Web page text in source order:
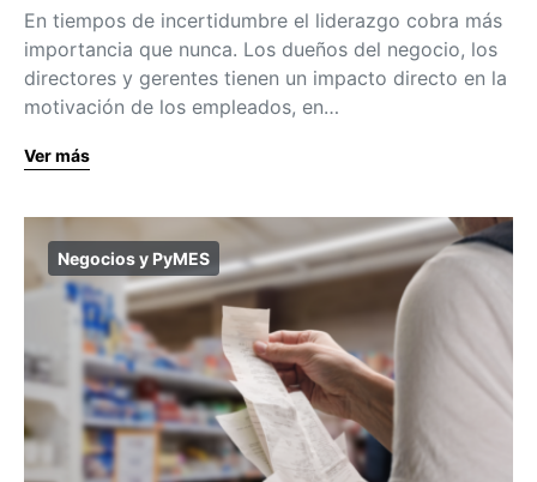
En tiempos de incertidumbre el liderazgo cobra más
importancia que nunca. Los dueños del negocio, los
directores y gerentes tienen un impacto directo en la
motivación de los empleados, en…
Ver más
Negocios y PyMES